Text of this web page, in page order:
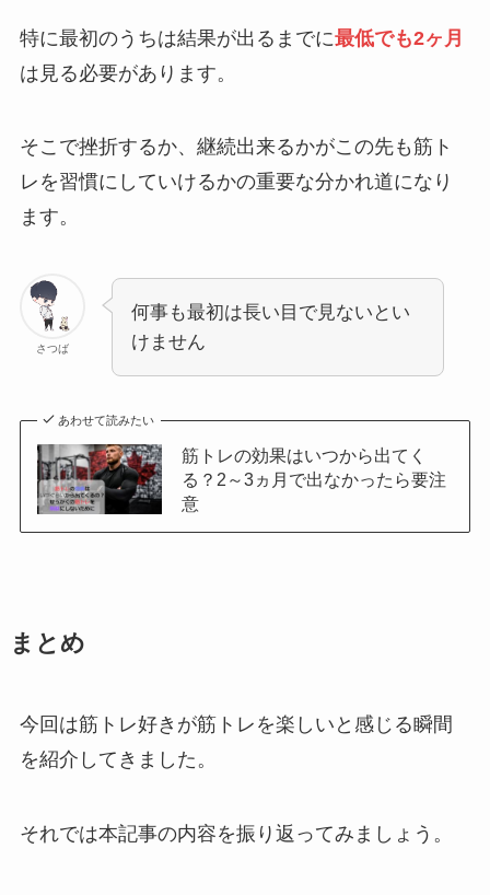
特に最初のうちは結果が出るまでに最低でも2ヶ月
は見る必要があります。
そこで挫折するか、継続出来るかがこの先も筋ト
レを習慣にしていけるかの重要な分かれ道になり
ます。
さつば
何事も最初は長い目で見ないとい
けません
あわせて読みたい
筋トレの効果はいつから出てく
る？2～3ヵ月で出なかったら要注
意
まとめ
今回は筋トレ好きが筋トレを楽しいと感じる瞬間
を紹介してきました。
それでは本記事の内容を振り返ってみましょう。